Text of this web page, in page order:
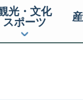
光・文化
スポーツ